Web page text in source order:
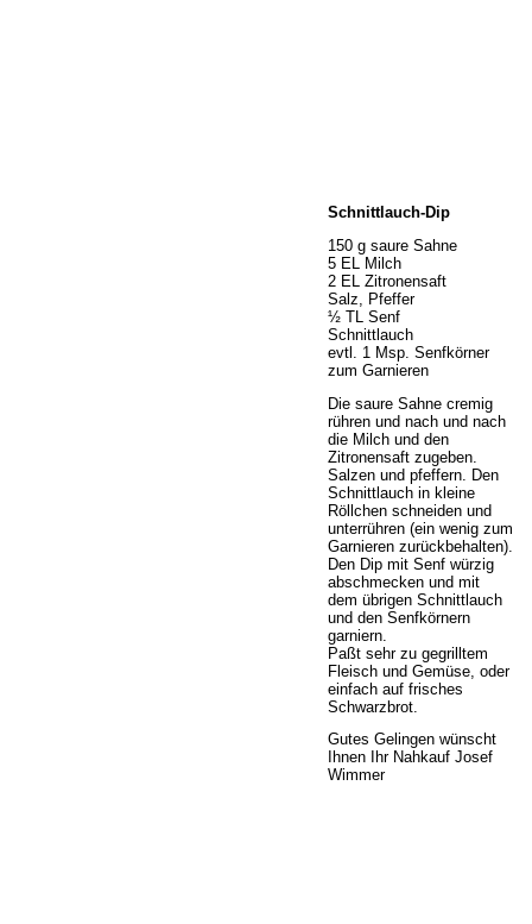
Schnittlauch-Dip
150 g saure Sahne
5 EL Milch
2 EL Zitronensaft
Salz, Pfeffer
½ TL Senf
Schnittlauch
evtl. 1 Msp. Senfkörner
zum Garnieren
Die saure Sahne cremig
rühren und nach und nach
die Milch und den
Zitronensaft zugeben.
Salzen und pfeffern. Den
Schnittlauch in kleine
Röllchen schneiden und
unterrühren (ein wenig zum
Garnieren zurückbehalten).
Den Dip mit Senf würzig
abschmecken und mit
dem übrigen Schnittlauch
und den Senfkörnern
garniern.
Paßt sehr zu gegrilltem
Fleisch und Gemüse, oder
einfach auf frisches
Schwarzbrot.
Gutes Gelingen wünscht
Ihnen Ihr Nahkauf Josef
Wimmer